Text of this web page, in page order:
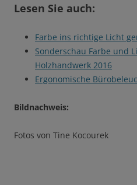
Lesen Sie auch:
Farbe ins richtige Licht
Sonderschau Farbe und
Holzhandwerk 2016
Ergonomische
Bildnachweis:
Fotos von Tine Kocourek